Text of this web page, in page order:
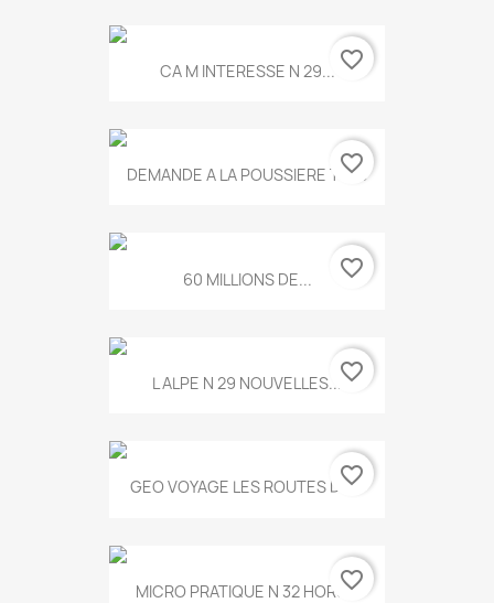
CA M INTERESSE N 29... favorite_border
DEMANDE A LA POUSSIERE T.778
favorite_border
60 MILLIONS DE... favorite_border
L ALPE N 29 NOUVELLES...favorite_border
GEO VOYAGE LES ROUTES DE...
favorite_border
MICRO PRATIQUE N 32 HORS...
favorite_border